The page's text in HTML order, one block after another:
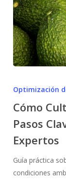
con
Éxito:
Pasos
Clave
para
Principiantes
Optimización
Cómo
Pasos
Expertos
Guía práctica
condiciones